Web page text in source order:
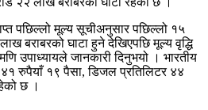
पछिल्लो मूल्य सूचीअनुसार पछिल्लो १५
बराबरको घाटा हुने देखिएपछि मूल्य वृद्धि
उपाध्यायले जानकारी दिनुभयो । भारतीय
४१ रुपैयाँ १९ पैसा, डिजल प्रतिलिटर ४४
छ ।